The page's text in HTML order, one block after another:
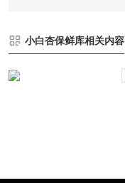
小白杏保鲜库相关内容